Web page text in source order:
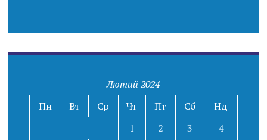
Лютий 2024
Пн
Вт Ср Чт Пт Сб
Нд
1
2 3 4